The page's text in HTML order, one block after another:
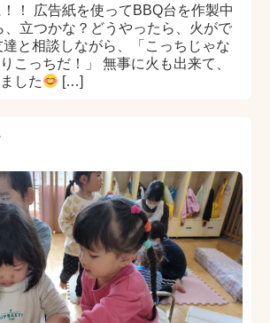
！ 広告紙を使ってBBQ台を作製中
、立つかな？どうやったら、火がで
達と相談しながら、「こっちじゃな
こっちだ！」 無事に火も出来て、
した
[…]